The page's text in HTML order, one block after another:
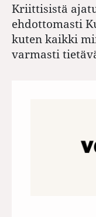
Kriittisistä
ehdottomasti
kuten kaikki
varmasti